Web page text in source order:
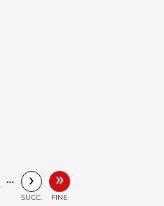
… ›
SUCC.
»
FINE